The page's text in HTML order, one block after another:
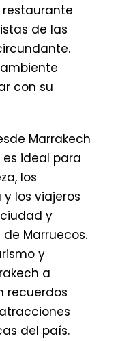
de las
con su
Marrakech
ideal para
los
los viajeros
y
Marruecos.
y
a
recuerdos
del país.